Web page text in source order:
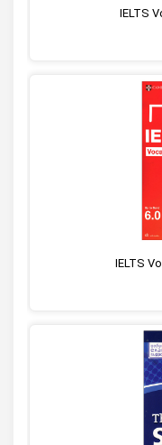
IELTS
IELTS